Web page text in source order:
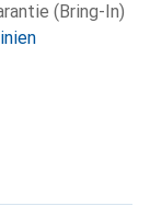
(Bring-In)